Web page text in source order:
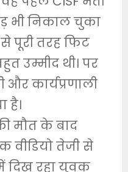
भी निकाल चुका
पूरी तरह फिट
उम्मीद थी। पर
कार्यप्रणाली
है।
मौत के बाद
वीडियो तेजी से
दिख रहा युवक